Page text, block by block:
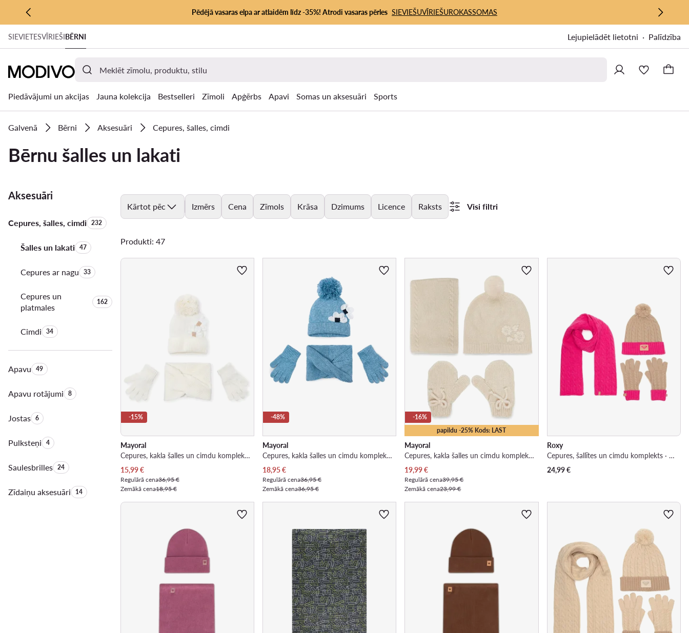
PĀRIET UZ GALVENO SATURU
PĀRIET UZ MEKLĒŠANU
Pēdējā vasaras elpa ar atlaidēm līdz -35%! Atrodi vasaras pērles SIEVIEŠUVĪRIEŠUROKASSOMAS
SIEVIETESVĪRIEŠIBĒRNI Lejupielādēt lietotni Palīdzība
Piedāvājumi un akcijas Jauna kolekcija Bestselleri Zīmoli Apģērbs Apavi Somas un aksesuāri Sports
Galvenā Bērni Aksesuāri Cepures, šalles, cimdi
Bērnu šalles un lakati
Aksesuāri
Cepures, šalles, cimdiProduktu skaits:
232
Šalles un lakatiProduktu skaits:
47
Cepures ar naguProduktu skaits:
33
Cepures un
platmales
Produktu skaits:
162
CimdiProduktu skaits:
34
ApavuProduktu skaits:
49
Apavu rotājumiProduktu skaits:
8
JostasProduktu skaits:
6
PulksteņiProduktu skaits:
4
SaulesbrillesProduktu skaits:
24
Zīdaiņu aksesuāriProduktu skaits:
14
Kārtot pēc Izmērs Cena Zīmols Krāsa Dzimums Licence Raksts Visi filtri
Produkti: 47
-15%
Mayoral
Cepures, kakla šalles un cimdu komplekts · Écru
Pašreizējā cena
15,99€
Regulārā cena36,95 €
Zemākā cena18,95 €
-48%
Mayoral
Cepures, kakla šalles un cimdu komplekts · Zils
Pašreizējā cena
18,95€
Regulārā cena36,95 €
Zemākā cena36,95 €
papildu -25% Kods: LAST
-16%
Mayoral
Cepures, kakla šalles un cimdu komplekts · Bēšs
Pašreizējā cena
19,99€
Regulārā cena39,95 €
Zemākā cena23,99 €
Roxy
Cepures, šallītes un cimdu komplekts · Rozā
24,99€